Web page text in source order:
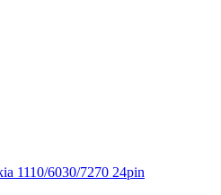
1110/6030/7270 24pin